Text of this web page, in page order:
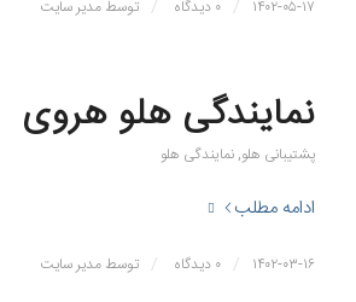
۱۴۰۲-۰۵-۱۷ / ۰ دیدگاه / توسط مدیر سایت
نمایندگی هلو هروی
پشتیبانی هلو,نمایندگی هلو
ادامه مطلب
۱۴۰۲-۰۳-۱۶ / ۰ دیدگاه / توسط مدیر سایت